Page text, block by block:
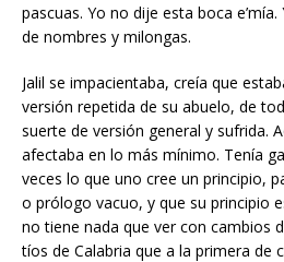
pascuas. Yo no dije esta boca
de nombres y milongas.
Jalil se impacientaba, creía que
versión repetida de su abuelo, de
suerte de versión general y sufrida.
afectaba en lo más mínimo. Tenía
veces lo que uno cree un principio,
o prólogo vacuo, y que su principio
no tiene nada que ver con cambios
tíos de Calabria que a la primera de